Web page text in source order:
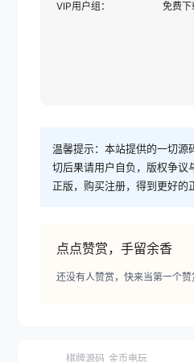
VIP用户组：
免费下
温馨提示：本站提供的一切源
切后果请用户自负，版权争议
正版，购买注册，得到更好的
点点赞赏，手留余香
还没有人赞赏，快来当第一个赞
棋牌源码 金币电玩